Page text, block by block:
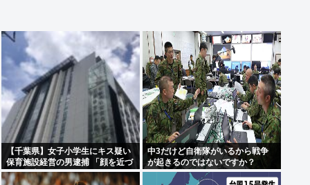
【千葉県】女子小学生にキス疑い
保育施設経営の男逮捕 「顔を近づ
けたら当たってしまった」
中3だけど自衛隊がいるから戦争
が起きるのではないですか？